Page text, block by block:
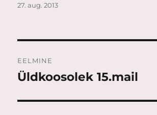
27. aug. 2013
EELMINE
Eelmine
Üldkoosolek 15.mail